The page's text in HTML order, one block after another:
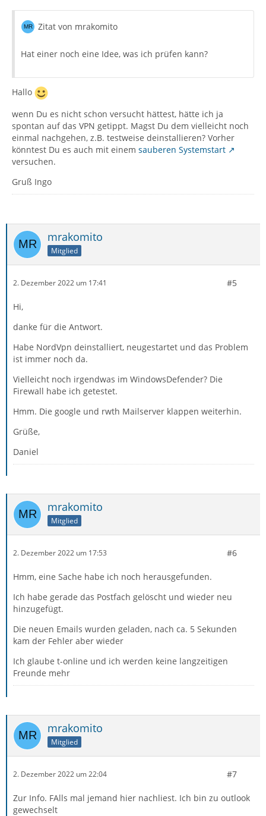
Zitat von mrakomito
Hat einer noch eine Idee, was ich prüfen kann?
Hallo
wenn Du es nicht schon versucht hättest, hätte ich ja
spontan auf das VPN getippt. Magst Du dem vielleicht noch
einmal nachgehen, z.B. testweise deinstallieren? Vorher
könntest Du es auch mit einem sauberen Systemstart
versuchen.
Gruß Ingo
mrakomito
Mitglied
2. Dezember 2022 um 17:41 #5
Hi,
danke für die Antwort.
Habe NordVpn deinstalliert, neugestartet und das Problem
ist immer noch da.
Vielleicht noch irgendwas im WindowsDefender? Die
Firewall habe ich getestet.
Hmm. Die google und rwth Mailserver klappen weiterhin.
Grüße,
Daniel
mrakomito
Mitglied
2. Dezember 2022 um 17:53 #6
Hmm, eine Sache habe ich noch herausgefunden.
Ich habe gerade das Postfach gelöscht und wieder neu
hinzugefügt.
Die neuen Emails wurden geladen, nach ca. 5 Sekunden
kam der Fehler aber wieder
Ich glaube t-online und ich werden keine langzeitigen
Freunde mehr
mrakomito
Mitglied
2. Dezember 2022 um 22:04 #7
Zur Info. FAlls mal jemand hier nachliest. Ich bin zu outlook
gewechselt